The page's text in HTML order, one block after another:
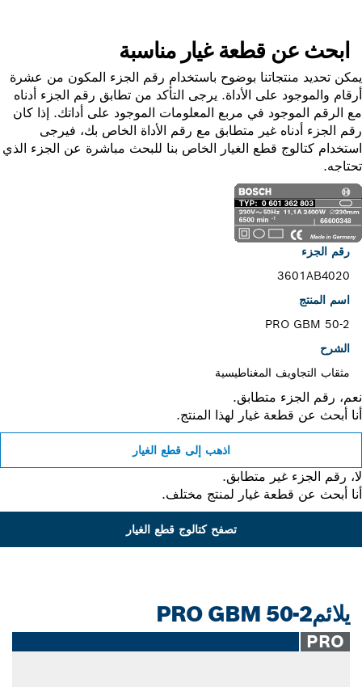
ابحث عن قطعة غيار مناسبة
تحديد منتجاتنا بوضوح باستخدام رقم الجزء المكون من عشرة
والموجود على الأداة. يرجى التأكد من تطابق رقم الجزء أدناه
الرقم الموجود في مربع المعلومات الموجود على أداتك. إذا كان
الجزء أدناه غير متطابق مع رقم الأداة الخاص بك، فيرجى
كتالوج قطع الغيار الخاص بنا للبحث مباشرة عن الجزء الذي
رقم الجزء
3601AB4020
اسم المنتج
PRO GBM 50-2
الشرح
مثقاب التجاويف المغناطيسية
رقم الجزء متطابق.
أبحث عن قطعة غيار لهذا المنتج.
اذهب إلى قطع الغيار
رقم الجزء غير متطابق.
أبحث عن قطعة غيار لمنتج مختلف.
تصفح كتالوج قطع الغيار
يلائمPRO GBM 50-2
PRO